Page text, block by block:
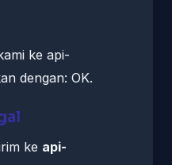
ke api-
dengan: OK.
ke api-